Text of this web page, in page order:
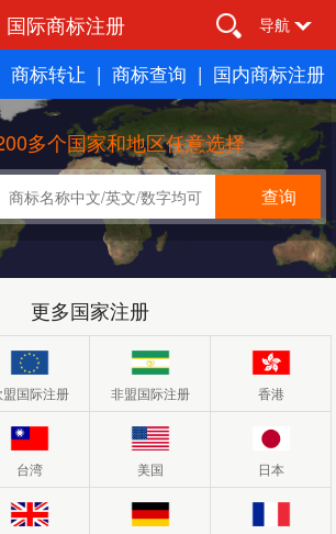
国际商标注册 导航
商标转让 | 商标查询 | 国内商标注册
多个国家和地区任意选择
更多国家注册
盟国际注册 非盟国际注册 香港
台湾 美国 日本